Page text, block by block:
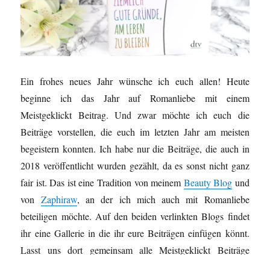
Ein frohes neues Jahr wünsche ich euch allen! Heute
beginne ich das Jahr auf Romanliebe mit einem
Meistgeklickt Beitrag. Und zwar möchte ich euch die
Beiträge vorstellen, die euch im letzten Jahr am meisten
begeistern konnten. Ich habe nur die Beiträge, die auch in
2018 veröffentlicht wurden gezählt, da es sonst nicht ganz
fair ist. Das ist eine Tradition von meinem Beauty Blog und
von Zaphiraw, an der ich mich auch mit Romanliebe
beteiligen möchte. Auf den beiden verlinkten Blogs findet
ihr eine Gallerie in die ihr eure Beiträgen einfügen könnt.
Lasst uns dort gemeinsam alle Meistgeklickt Beiträge